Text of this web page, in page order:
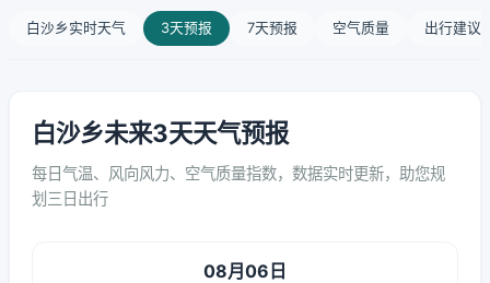
白沙乡实时天气 3天预报 7天预报 空气质量 出行建议
白沙乡未来3天天气预报
每日气温、风向风力、空气质量指数，数据实时更新，助您规
划三日出行
08月06日